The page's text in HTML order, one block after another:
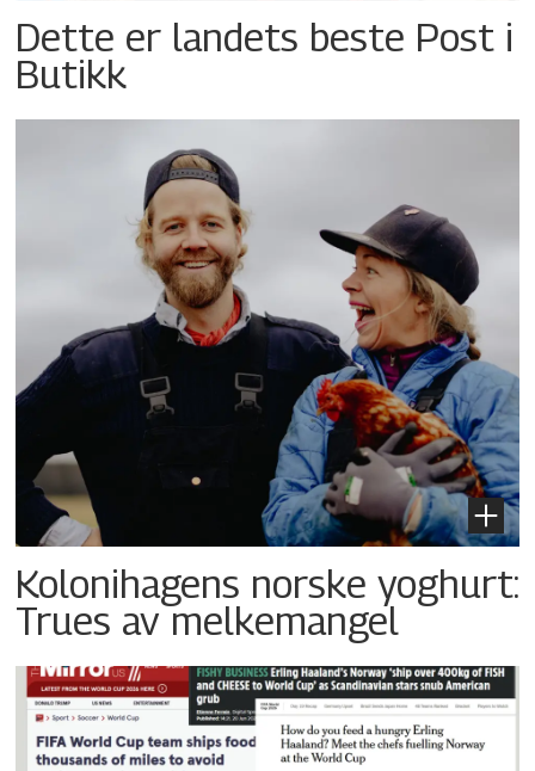
Dette er landets beste Post i
Butikk
Kolonihagens norske yoghurt:
Trues av melkemangel